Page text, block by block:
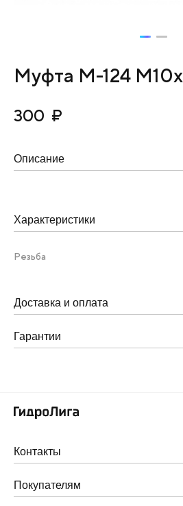
Муфта М-124
300 ₽
Описание
Характеристики
Резьба
Доставка и оплата
Гарантии
Контакты
Покупателям